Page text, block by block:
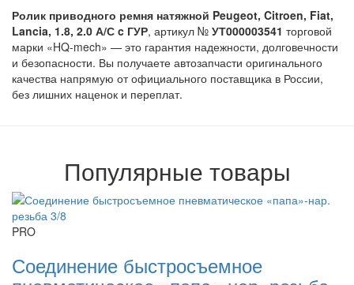
Ролик приводного ремня натяжной Peugeot, Citroen, Fiat,
Lancia, 1.8, 2.0 А/С c ГУР, артикул № УТ000003541 торговой
марки «HQ-mech» — это гарантия надежности, долговечности
и безопасности. Вы получаете автозапчасти оригинального
качества напрямую от официального поставщика в России,
без лишних наценок и переплат.
Популярные товары
PRO
Соединение быстросъемное